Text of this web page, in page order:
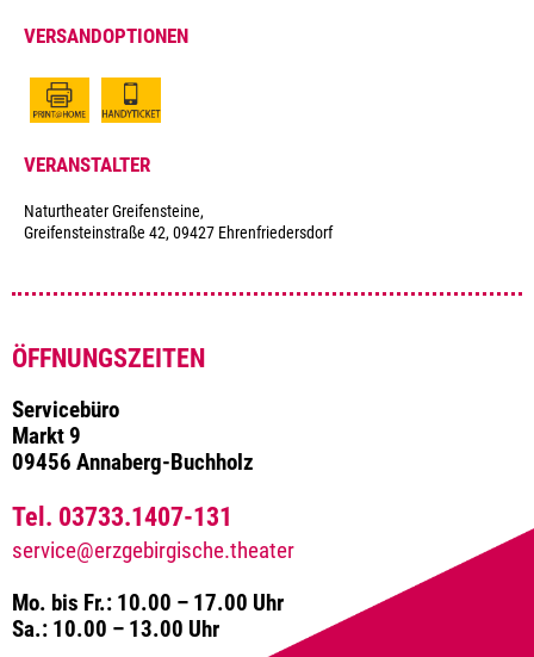
VERSANDOPTIONEN
VERANSTALTER
Naturtheater Greifensteine,
Greifensteinstraße 42, 09427 Ehrenfriedersdorf
ÖFFNUNGSZEITEN
Servicebüro
Markt 9
09456 Annaberg-Buchholz
Tel. 03733.1407-131
service@erzgebirgische.theater
Mo. bis Fr.: 10.00 – 17.00 Uhr
Sa.: 10.00 – 13.00 Uhr